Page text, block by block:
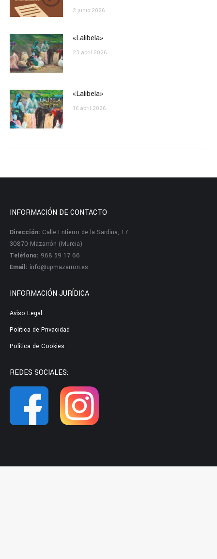
2 junio 2026
«Lalibela»
23 abril 2026
«Lalibela»
16 abril 2026
INFORMACIÓN DE CONTACTO
Dirección: Calle Entierro de la Sardina, 17
30870 Mazarrón (Murcia)
Teléfono: 968 59 17 66
Email: info@upmazarron.es
INFORMACIÓN JURÍDICA
Aviso Legal
Política de Privacidad
Política de Cookies
REDES SOCIALES: